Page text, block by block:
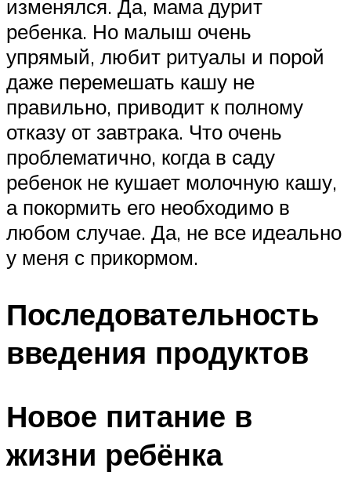
изменялся. Да, мама дурит
ребенка. Но малыш очень
упрямый, любит ритуалы и порой
даже перемешать кашу не
правильно, приводит к полному
отказу от завтрака. Что очень
проблематично, когда в саду
ребенок не кушает молочную кашу,
а покормить его необходимо в
любом случае. Да, не все идеально
у меня с прикормом.
Последовательность
введения продуктов
Новое питание в
жизни ребёнка